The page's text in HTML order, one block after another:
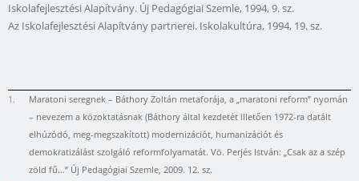
Iskolafejlesztési Alapítvány. Új Pedagógiai Szemle, 1994, 9. sz.
Az Iskolafejlesztési Alapítvány partnerei. Iskolakultúra, 1994, 19. sz.
1.
Maratoni seregnek – Báthory Zoltán metaforája, a „maratoni reform” nyomán
– nevezem a közoktatásnak (Báthory által kezdetét illetően 1972-ra datált
elhúzódó, meg-megszakított) modernizációt, humanizációt és
demokratizálást szolgáló reformfolyamatát. Vö. Perjés István: „Csak az a szép
zöld fű…” Új Pedagógiai Szemle, 2009. 12. sz.